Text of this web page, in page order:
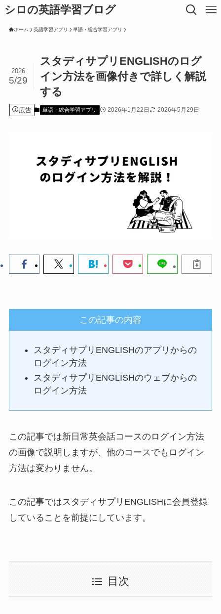
シロの英語学習ブログ
ホーム 英語学習アプリ 単語・総合学習アプリ
スタディサプリENGLISHのログ
イン方法を画像付きで詳しく解説
する
2026
5/29
広告 単語・総合学習アプリ 2026年1月22日 2026年5月29日
この記事の内容
スタディサプリENGLISHのアプリからの
ログイン方法
スタディサプリENGLISHのウェブからの
ログイン方法
この記事では新日常英会話コースのログイン方法
の画像で説明しますが、他のコースでもログイン
方法は変わりません。
この記事ではスタディサプリENGLISHに会員登録
していることを前提にしています。
目次